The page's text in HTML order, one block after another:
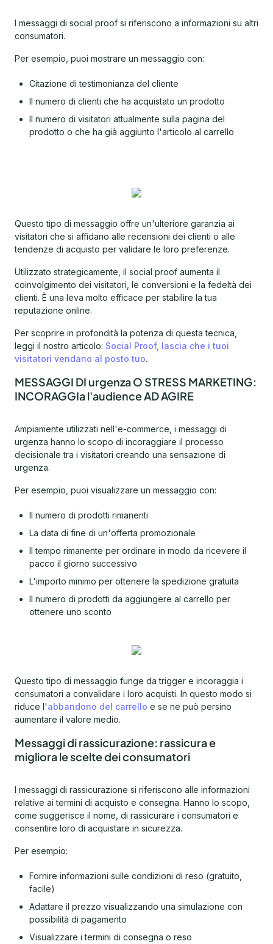
I messaggi di social proof si riferiscono a informazioni su altri
consumatori.
Per esempio, puoi mostrare un messaggio con:
Citazione di testimonianza del cliente
Il numero di clienti che ha acquistato un prodotto
Il numero di visitatori attualmente sulla pagina del
prodotto o che ha già aggiunto l'articolo al carrello
Questo tipo di messaggio offre un'ulteriore garanzia ai
visitatori che si affidano alle recensioni dei clienti o alle
tendenze di acquisto per validare le loro preferenze.
Utilizzato strategicamente, il social proof aumenta il
coinvolgimento dei visitatori, le conversioni e la fedeltà dei
clienti. È una leva molto efficace per stabilire la tua
reputazione online.
Per scoprire in profondità la potenza di questa tecnica,
leggi il nostro articolo: Social Proof, lascia che i tuoi
visitatori vendano al posto tuo.
MESSAGGI DI urgenza O STRESS MARKETING:
INCORAGGIa l'audience AD AGIRE
Ampiamente utilizzati nell'e-commerce, i messaggi di
urgenza hanno lo scopo di incoraggiare il processo
decisionale tra i visitatori creando una sensazione di
urgenza.
Per esempio, puoi visualizzare un messaggio con:
Il numero di prodotti rimanenti
La data di fine di un'offerta promozionale
Il tempo rimanente per ordinare in modo da ricevere il
pacco il giorno successivo
L'importo minimo per ottenere la spedizione gratuita
Il numero di prodotti da aggiungere al carrello per
ottenere uno sconto
Questo tipo di messaggio funge da trigger e incoraggia i
consumatori a convalidare i loro acquisti. In questo modo si
riduce l'abbandono del carrello e se ne può persino
aumentare il valore medio.
Messaggi di rassicurazione: rassicura e
migliora le scelte dei consumatori
I messaggi di rassicurazione si riferiscono alle informazioni
relative ai termini di acquisto e consegna. Hanno lo scopo,
come suggerisce il nome, di rassicurare i consumatori e
consentire loro di acquistare in sicurezza.
Per esempio:
Fornire informazioni sulle condizioni di reso (gratuito,
facile)
Adattare il prezzo visualizzando una simulazione con
possibilità di pagamento
Visualizzare i termini di consegna o reso